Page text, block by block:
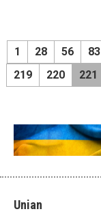
1 28 56 83
219
220 221
Unian